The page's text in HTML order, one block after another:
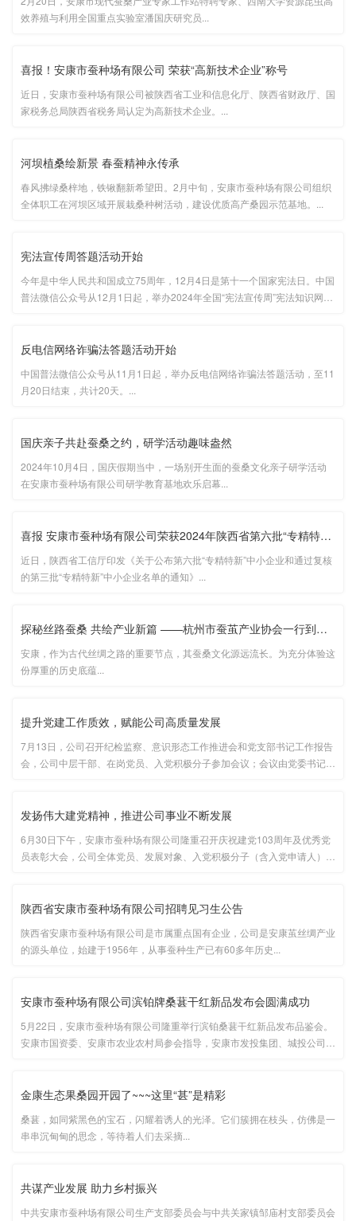
效养殖与利用全国重点实验室潘国庆研究员...
喜报！安康市蚕种场有限公司 荣获“高新技术企业”称号
近日，安康市蚕种场有限公司被陕西省工业和信息化厅、陕西省财政厅、国
家税务总局陕西省税务局认定为高新技术企业。...
河坝植桑绘新景 春蚕精神永传承
春风拂绿桑梓地，铁锹翻新希望田。2月中旬，安康市蚕种场有限公司组织
全体职工在河坝区域开展栽桑种树活动，建设优质高产桑园示范基地。...
宪法宣传周答题活动开始
今年是中华人民共和国成立75周年，12月4日是第十一个国家宪法日。中国
普法微信公众号从12月1日起，举办2024年全国“宪法宣传周”宪法知识网上
反电信网络诈骗法答题活动开始
中国普法微信公众号从11月1日起，举办反电信网络诈骗法答题活动，至11
月20日结束，共计20天。...
国庆亲子共赴蚕桑之约，研学活动趣味盎然
2024年10月4日，国庆假期当中，一场别开生面的蚕桑文化亲子研学活动
在安康市蚕种场有限公司研学教育基地欢乐启幕...
喜报 安康市蚕种场有限公司荣获2024年陕西省第六批“专精特新”中···
近日，陕西省工信厅印发《关于公布第六批“专精特新”中小企业和通过复核
的第三批“专精特新”中小企业名单的通知》...
探秘丝路蚕桑 共绘产业新篇 ——杭州市蚕茧产业协会一行到安康市···
安康，作为古代丝绸之路的重要节点，其蚕桑文化源远流长。为充分体验这
份厚重的历史底蕴...
提升党建工作质效，赋能公司高质量发展
7月13日，公司召开纪检监察、意识形态工作推进会和党支部书记工作报告
会，公司中层干部、在岗党员、入党积极分子参加会议；会议由党委书记、
发扬伟大建党精神，推进公司事业不断发展
6月30日下午，安康市蚕种场有限公司隆重召开庆祝建党103周年及优秀党
员表彰大会，公司全体党员、发展对象、入党积极分子（含入党申请人）参
陕西省安康市蚕种场有限公司招聘见习生公告
陕西省安康市蚕种场有限公司是市属重点国有企业，公司是安康茧丝绸产业
的源头单位，始建于1956年，从事蚕种生产已有60多年历史...
安康市蚕种场有限公司滨铂牌桑葚干红新品发布会圆满成功
5月22日，安康市蚕种场有限公司隆重举行滨铂桑葚干红新品发布品鉴会。
安康市国资委、安康市农业农村局参会指导，安康市发投集团、城投公司、
金康生态果桑园开园了~~~这里“甚”是精彩
桑葚，如同紫黑色的宝石，闪耀着诱人的光泽。它们簇拥在枝头，仿佛是一
串串沉甸甸的思念，等待着人们去采摘...
共谋产业发展 助力乡村振兴
中共安康市蚕种场有限公司生产支部委员会与中共关家镇邹庙村支部委员会